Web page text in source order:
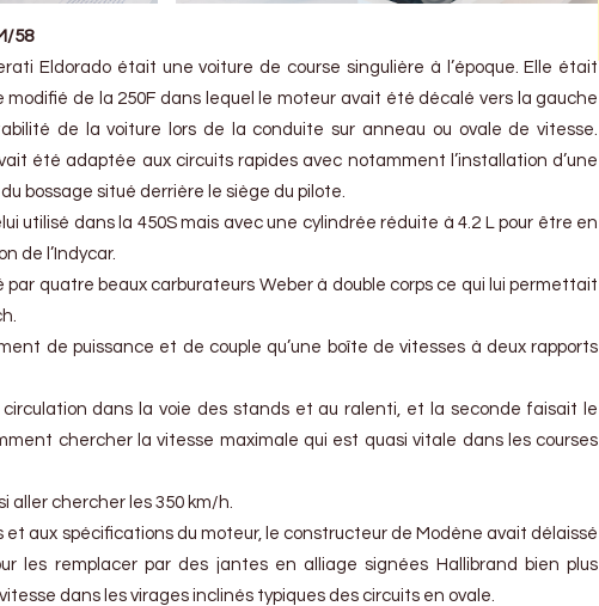
58
Eldorado était une voiture de course singulière à l’époque. Elle était
modifié de la 250F dans lequel le moteur avait été décalé vers la gauche
de la voiture lors de la conduite sur anneau ou ovale de vitesse.
été adaptée aux circuits rapides avec notamment l’installation d’une
bossage situé derrière le siège du pilote.
utilisé dans la 450S mais avec une cylindrée réduite à 4.2 L pour être en
de l’Indycar.
par quatre beaux carburateurs Weber à double corps ce qui lui permettait
de puissance et de couple qu’une boîte de vitesses à deux rapports
dans la voie des stands et au ralenti, et la seconde faisait le
chercher la vitesse maximale qui est quasi vitale dans les courses
aller chercher les 350 km/h.
et aux spécifications du moteur, le constructeur de Modène avait délaissé
les remplacer par des jantes en alliage signées Hallibrand bien plus
dans les virages inclinés typiques des circuits en ovale.